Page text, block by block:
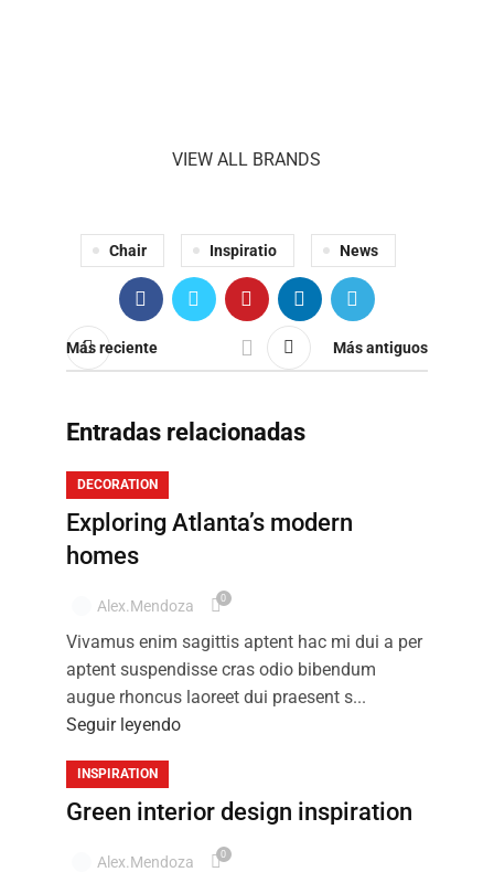
VIEW ALL BRANDS
Chair Inspiratio News
Más reciente Más antiguos
Entradas relacionadas
DECORATION
Exploring Atlanta’s modern
homes
Alex.mendoza 0
Vivamus enim sagittis aptent hac mi dui a per
aptent suspendisse cras odio bibendum
augue rhoncus laoreet dui praesent s...
Seguir leyendo
INSPIRATION
Green interior design inspiration
Alex.mendoza 0